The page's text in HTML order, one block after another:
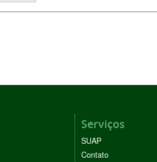
Serviços
SUAP
Contato